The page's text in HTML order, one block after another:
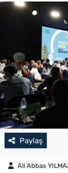
Paylaş
Ali Abbas